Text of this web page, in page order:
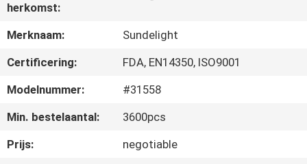
OVER
ONS
KWALITEITSCONTROLE
herkomst:
Merknaam:
Sundelight
Certificering:
FDA, EN14350, ISO9001
Modelnummer:
#31558
Min. bestelaantal:
3600pcs
Prijs:
negotiable